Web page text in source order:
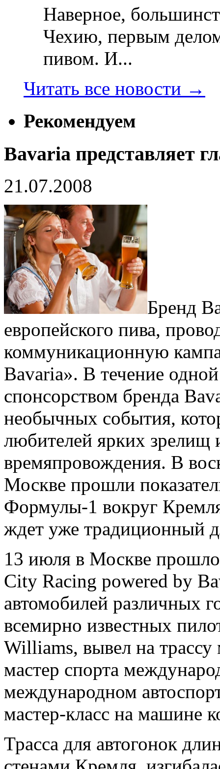
Наверное,
Чехию, первым
пивом. И...
Читать все новости →
Рекомендуем
Bavaria представляет
21.07.2008
Бренд
европейского пива,
коммуникационную
Bavaria». В течение
спонсорством бренда
необычных события,
любителей ярких зрелищ
времяпровождения. В
Москве прошли
Формулы-1 вокруг
ждет уже традиционный
13 июля в Москве
City Racing powered by
автомобилей различных
всемирно известных
Williams, вывел на
мастер спорта
международном
мастер-класс на машине
Трасса для автогонок